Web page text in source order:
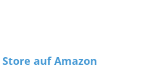
auf Amazon